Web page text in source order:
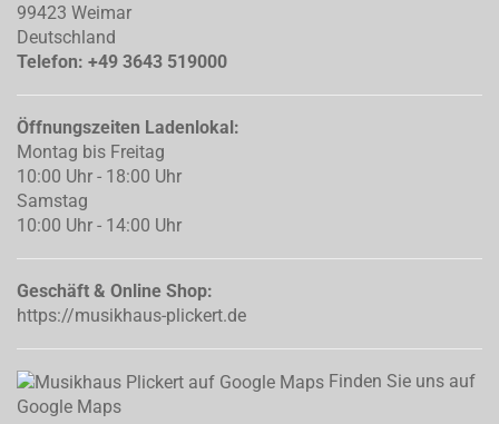
99423 Weimar
Deutschland
Telefon: +49 3643 519000
Öffnungszeiten Ladenlokal:
Montag bis Freitag
10:00 Uhr - 18:00 Uhr
Samstag
10:00 Uhr - 14:00 Uhr
Geschäft & Online Shop:
https://musikhaus-plickert.de
Finden Sie uns auf
Google Maps